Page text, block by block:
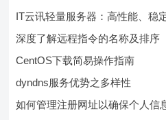
IT云讯轻量服务器：高性能、稳
深度了解远程指令的名称及排序
CentOS下载简易操作指南
dyndns服务优势之多样性
如何管理注册网址以确保个人信